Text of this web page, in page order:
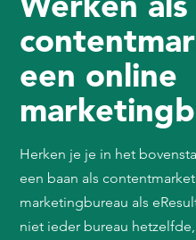
een online
Herken je je in het
een baan als
marketingbureau als
niet ieder bureau